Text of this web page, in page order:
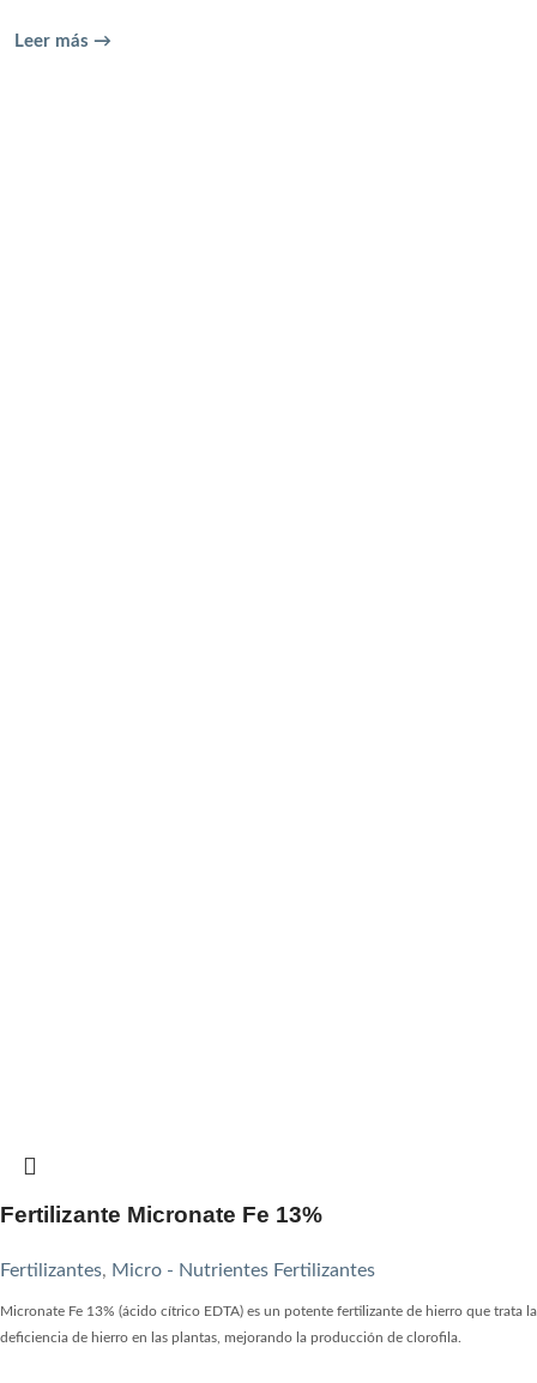
Leer más →
Fertilizante Micronate Fe 13%
Fertilizantes, Micro - Nutrientes Fertilizantes
Micronate Fe 13% (ácido cítrico EDTA) es un potente fertilizante de hierro que trata la
deficiencia de hierro en las plantas, mejorando la producción de clorofila.